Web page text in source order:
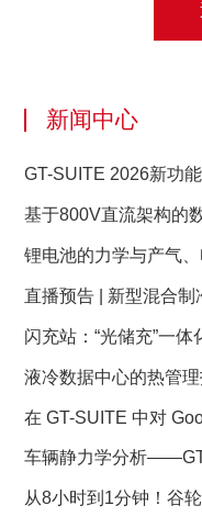
新闻中心
GT-SUITE 2026新功
基于800V直流架构的
锂电池的力学与产气
如何相互影响的？
直播预告 | 新型混合制
闪充站：“光储充”一体
液冷数据中心的热管
在 GT-SUITE 中对
车辆静力学分析
从8小时到1分钟！谷